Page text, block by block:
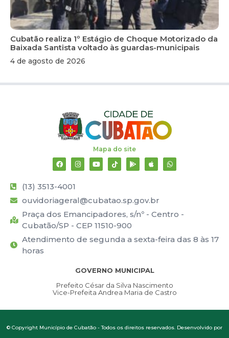
Cubatão realiza 1º Estágio de Choque Motorizado da
Baixada Santista voltado às guardas-municipais
4 de agosto de 2026
Mapa do site
(13) 3513-4001
ouvidoriageral@cubatao.sp.gov.br
Praça dos Emancipadores, s/nº - Centro -
Cubatão/SP - CEP 11510-900
Atendimento de segunda a sexta-feira das 8 às 17
horas
GOVERNO MUNICIPAL
Prefeito César da Silva Nascimento
Vice-Prefeita Andrea Maria de Castro
© Copyright Município de Cubatão - Todos os direitos reservados. Desenvolvido por